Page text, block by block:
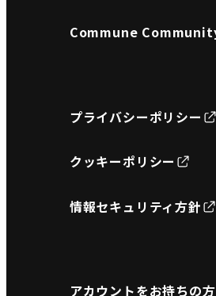
Commune
プライバシーポリシー
クッキーポリシー
情報セキュリティ方針
アカウントをお持ちの方